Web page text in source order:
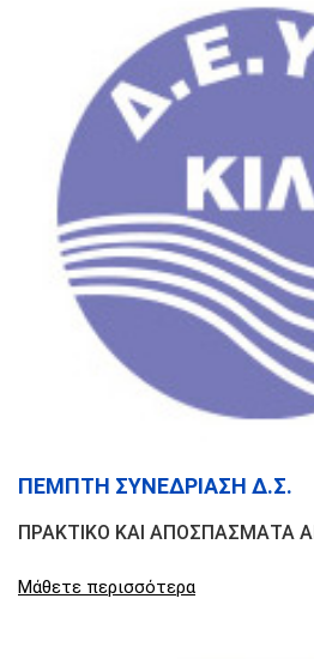
ΠΕΜΠΤΗ ΣΥΝΕΔΡΙΑΣΗ Δ.Σ.
ΠΡΑΚΤΙΚΟ ΚΑΙ ΑΠΟΣΠΑΣΜΑΤΑ
Μάθετε περισσότερα